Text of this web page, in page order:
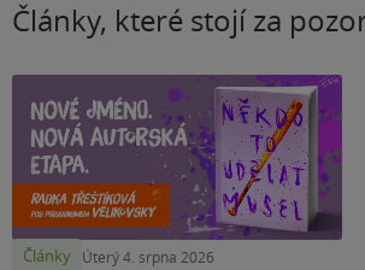
Články, které stojí za
Články Úterý 4. srpna 2026